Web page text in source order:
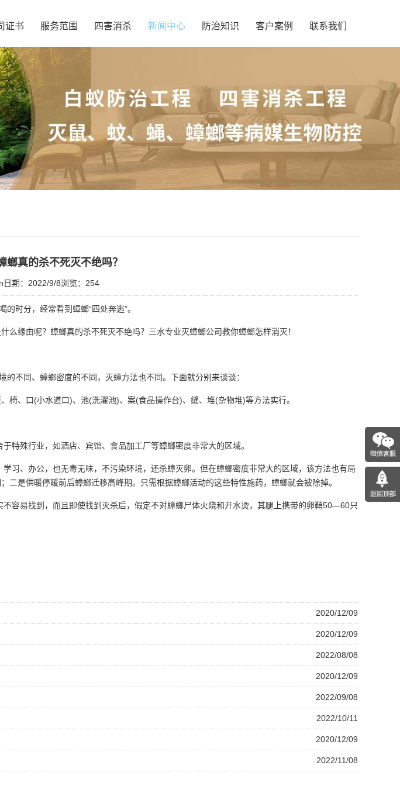
证书 服务范围 四害消杀 新闻中心 防治知识 客户案例 联系我们
螂真的杀不死灭不绝吗？
日期：2022/9/8浏览： 254
时分，经常看到蟑螂“四处奔逃”。
么缘由呢？蟑螂真的杀不死灭不绝吗？三水专业灭蟑螂公司教你蟑螂怎样消灭！
不同、蟑螂密度的不同， 灭蟑方法也不同。下面就分别来谈谈：
、口(小水道口)、池(洗濯池)、案(食品操作台)、缝、堆(杂物堆)等方法实行。
于特殊行业，如酒店、宾馆、食品加工厂等蟑螂密度非常大的区域。
习、办公，也无毒无味，不污染环境，还杀蟑灭卵。但在蟑螂密度非常大的区域，该方法也有局
是供暖停暖前后蟑螂迁移高峰期。只需根据蟑螂活动的这些特性施药，蟑螂就会被除掉。
容易找到，而且即使找到灭杀后，假定不对蟑螂尸体火烧和开水烫，其腿上携带的卵鞘50—60只
2020/12/09
2020/12/09
2022/08/08
2020/12/09
2022/09/08
2022/10/11
2020/12/09
2022/11/08